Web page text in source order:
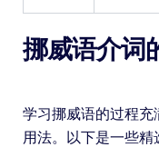
挪威语介词
学习挪威语的过程
用法。以下是一些